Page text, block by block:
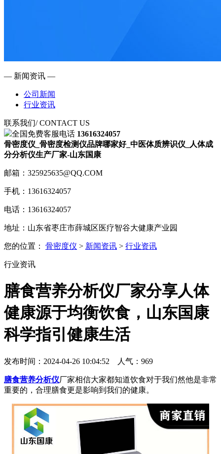
— 新闻资讯 —
公司新闻
行业资讯
联系我们/ CONTACT US
全国免费客服电话 13616324057
骨密度仪_骨密度检测仪品牌哪家好_中医体质辨识仪_人体成
分分析仪生产厂家-山东国康
邮箱：325925635@QQ.COM
手机：13616324057
电话：13616324057
地址：山东省枣庄市薛城区医疗智谷大健康产业园
您的位置： 骨密度仪 > 新闻资讯 > 行业资讯
行业资讯
膳食营养分析仪厂家分享人体
健康源于均衡饮食，山东国康
科学指引健康生活
发布时间：2024-04-26 10:04:52 人气： 969
膳食营养分析仪厂家相信大家都知道饮食对于我们然他是非常
重要的，合理膳食更是影响到我们的健康。